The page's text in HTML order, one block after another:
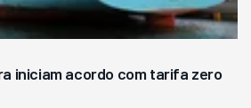
iniciam acordo com tarifa zero